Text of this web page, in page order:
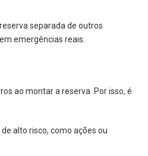
separada de outros
emergências reais.
ao montar a reserva. Por isso, é
alto risco, como ações ou